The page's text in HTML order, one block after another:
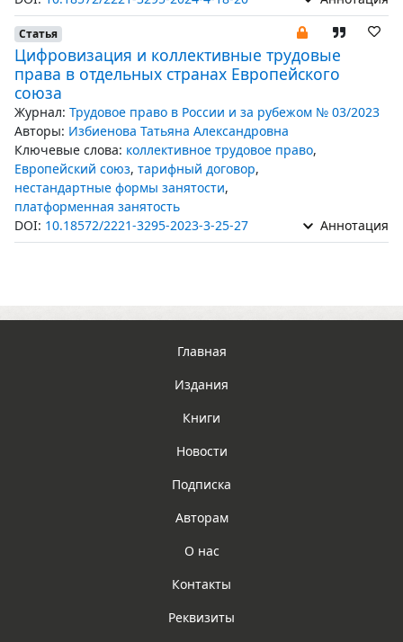
Статья
Цифровизация и коллективные трудовые
права в отдельных странах Европейского
союза
Журнал: Трудовое право в России и за рубежом № 03/2023
Авторы: Избиенова Татьяна Александровна
Ключевые слова: коллективное трудовое право,
Европейский союз, тарифный договор,
нестандартные формы занятости,
платформенная занятость
DOI: 10.18572/2221-3295-2023-3-25-27 Аннотация
Главная
Издания
Книги
Новости
Подписка
Авторам
О нас
Контакты
Реквизиты